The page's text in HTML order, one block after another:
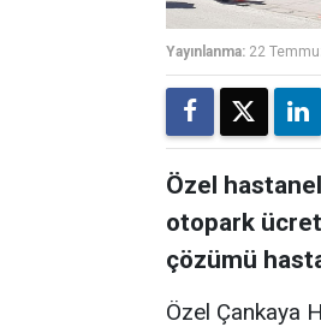
Yayınlanma: 22
Özel
otopark
çözümü
Özel Çankaya